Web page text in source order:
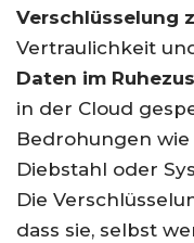
Verschlüsselung
Vertraulichkeit
Daten im
in der Cloud
Bedrohungen wie
Diebstahl oder
Die
dass sie, selbst